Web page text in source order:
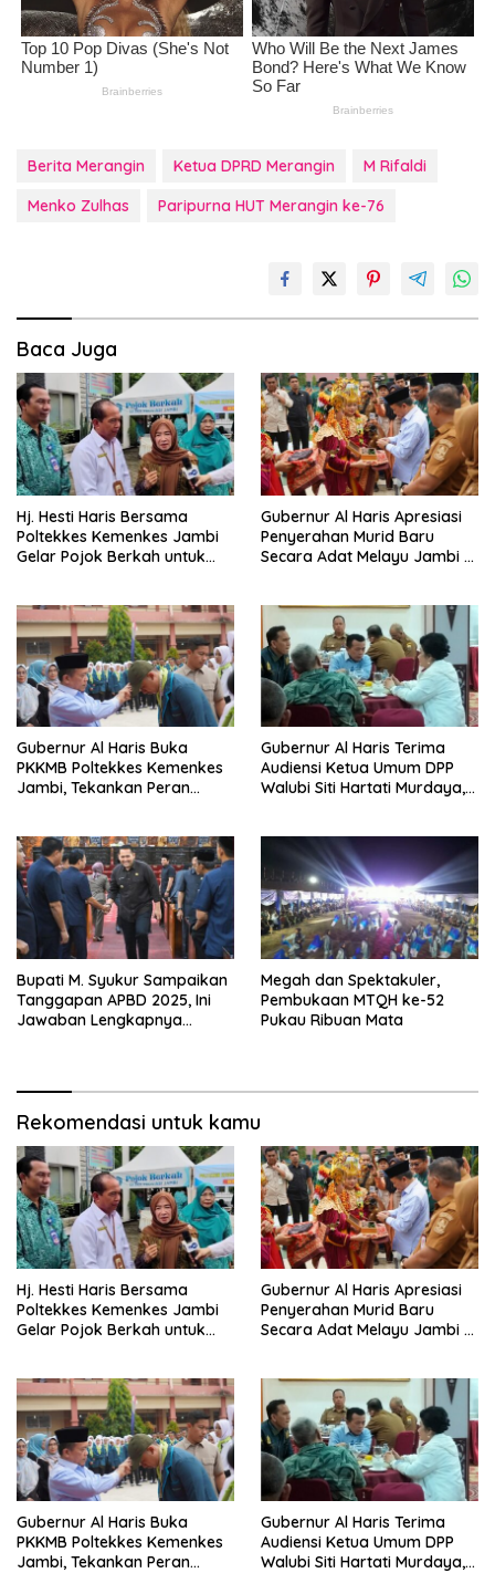
Berita Merangin Ketua DPRD Merangin
M Rifaldi
Menko Zulhas
Paripurna HUT Merangin ke-76
Baca Juga
Hj. Hesti Haris Bersama
Poltekkes Kemenkes Jambi
Gelar Pojok Berkah untuk
Gubernur Al Haris Apresiasi
Penyerahan Murid Baru
Secara Adat Melayu Jambi di
Gubernur Al Haris Buka
PKKMB Poltekkes Kemenkes
Jambi, Tekankan Peran
Gubernur Al Haris Terima
Audiensi Ketua Umum DPP
Walubi Siti Hartati Murdaya,
Bupati M. Syukur Sampaikan
Tanggapan APBD 2025, Ini
Jawaban Lengkapnya…
Megah dan Spektakuler,
Pembukaan MTQH ke-52
Pukau Ribuan Mata
Rekomendasi untuk kamu
Hj. Hesti Haris Bersama
Poltekkes Kemenkes Jambi
Gelar Pojok Berkah untuk
Gubernur Al Haris Apresiasi
Penyerahan Murid Baru
Secara Adat Melayu Jambi di
Gubernur Al Haris Buka
PKKMB Poltekkes Kemenkes
Jambi, Tekankan Peran
Gubernur Al Haris Terima
Audiensi Ketua Umum DPP
Walubi Siti Hartati Murdaya,